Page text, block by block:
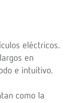
eléctricos.
en
e intuitivo.
como la